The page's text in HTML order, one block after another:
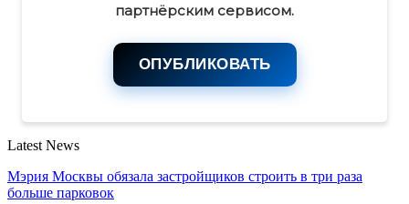
партнёрским сервисом.
ОПУБЛИКОВАТЬ
Latest News
Мэрия Москвы обязала застройщиков строить в три раза
больше парковок